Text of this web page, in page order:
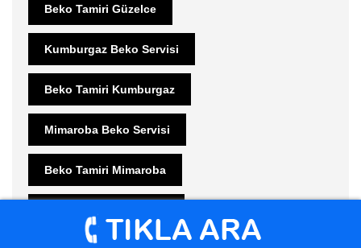
Beko Tamiri Güzelce
Kumburgaz Beko Servisi
Beko Tamiri Kumburgaz
Mimaroba Beko Servisi
Beko Tamiri Mimaroba